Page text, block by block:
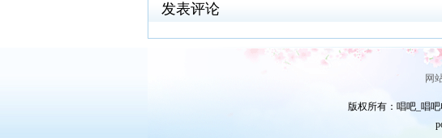
发表评论
网
版权所有：唱吧_唱